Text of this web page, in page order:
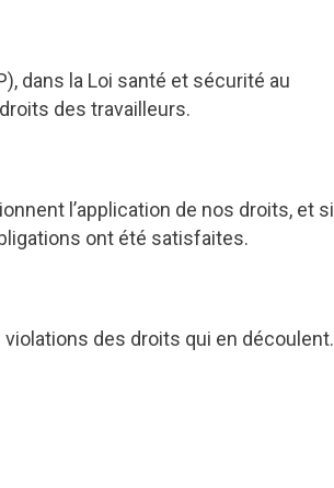
dans la Loi santé et sécurité au
des travailleurs.
l’application de nos droits, et si
ont été satisfaites.
des droits qui en découlent.